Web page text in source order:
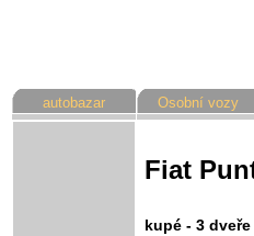
autobazar Osobní vozy
Fiat
kupé - 3